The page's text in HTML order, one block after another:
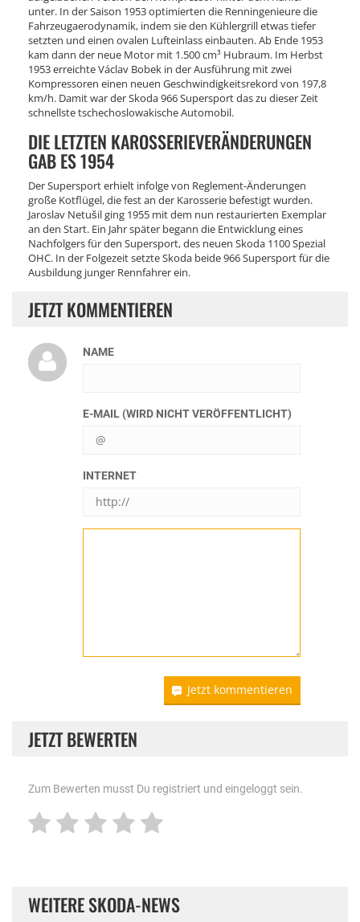
unter. In der Saison 1953 optimierten die Renningenieure die
Fahrzeugaerodynamik, indem sie den Kühlergrill etwas tiefer
setzten und einen ovalen Lufteinlass einbauten. Ab Ende 1953
kam dann der neue Motor mit 1.500 cm³ Hubraum. Im Herbst
1953 erreichte Václav Bobek in der Ausführung mit zwei
Kompressoren einen neuen Geschwindigkeitsrekord von 197,8
km/h. Damit war der Skoda 966 Supersport das zu dieser Zeit
schnellste tschechoslowakische Automobil.
DIE LETZTEN KAROSSERIEVERÄNDERUNGEN
GAB ES 1954
Der Supersport erhielt infolge von Reglement-Änderungen
große Kotflügel, die fest an der Karosserie befestigt wurden.
Jaroslav Netušil ging 1955 mit dem nun restaurierten Exemplar
an den Start. Ein Jahr später begann die Entwicklung eines
Nachfolgers für den Supersport, des neuen Skoda 1100 Spezial
OHC. In der Folgezeit setzte Skoda beide 966 Supersport für die
Ausbildung junger Rennfahrer ein.
JETZT KOMMENTIEREN
NAME
E-MAIL (WIRD NICHT VERÖFFENTLICHT)
INTERNET
Jetzt kommentieren
JETZT BEWERTEN
Zum Bewerten musst Du registriert und eingeloggt sein.
WEITERE SKODA-NEWS